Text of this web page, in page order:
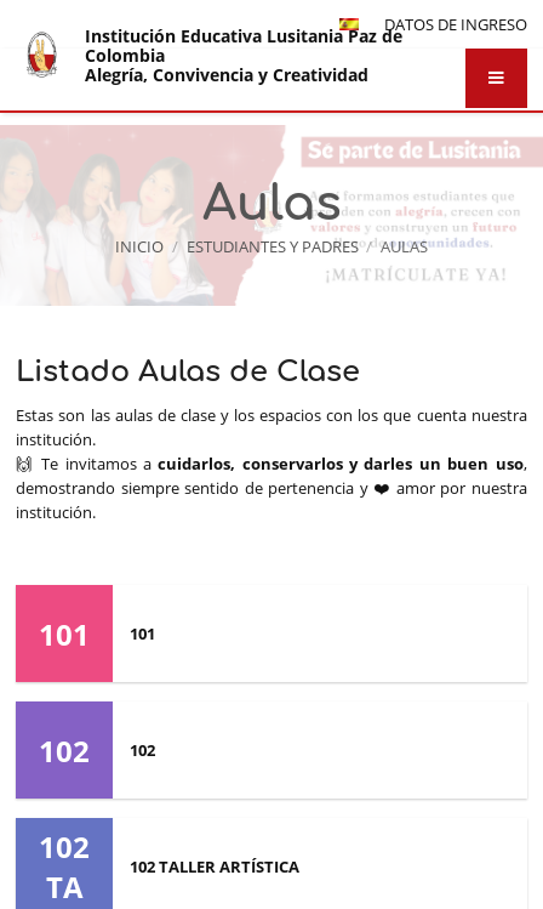
DATOS DE INGRESO
Institución Educativa Lusitania Paz de
Colombia
Alegría, Convivencia y Creatividad
Aulas
INICIO / ESTUDIANTES Y PADRES / AULAS
Aulas
Listado Aulas de Clase
Estas son las aulas de clase y los espacios con los que cuenta nuestra
institución.
🙌 Te invitamos acuidarlos, conservarlos y darles un buen uso,
demostrando siempre sentido de pertenencia y ❤️ amor por nuestra
institución.
101 101
102 102
102
TA
102 TALLER ARTÍSTICA